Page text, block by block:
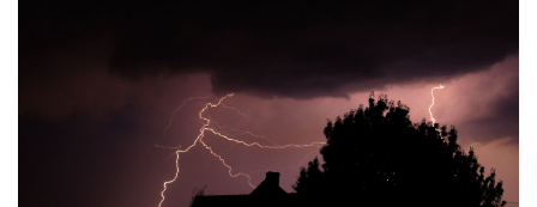
Прес-релізи
Фото/Відео